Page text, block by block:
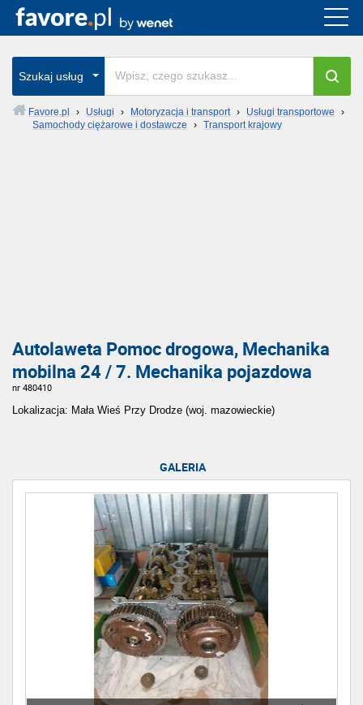
Szukaj usług
Favore.pl › Usługi › Motoryzacja i transport › Usługi transportowe
›
Samochody ciężarowe i dostawcze
› Transport krajowy
Autolaweta Pomoc drogowa, Mechanika
mobilna 24 / 7. Mechanika pojazdowa
nr 480410
Lokalizacja: Mała Wieś Przy Drodze (woj. mazowieckie)
GALERIA